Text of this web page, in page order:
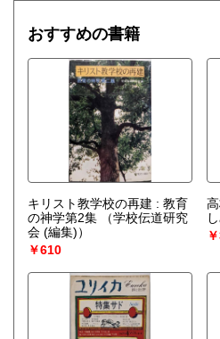
おすすめの書籍
キリスト教学校の再建 : 教育
の神学第2集
（学校伝道研究
会 (編集)）
￥610